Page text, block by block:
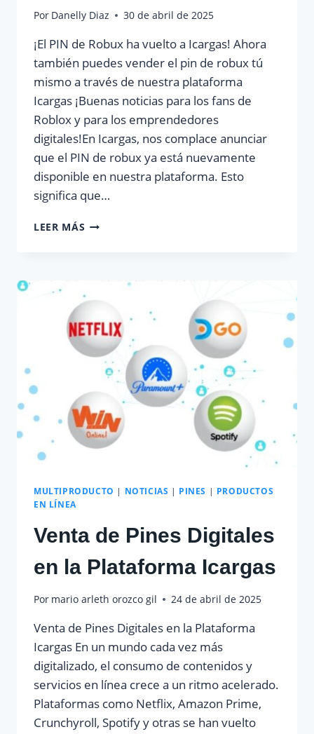
Por Danelly Diaz 30 de abril de 2025
¡El PIN de Robux ha vuelto a Icargas! Ahora
también puedes vender el pin de robux tú
mismo a través de nuestra plataforma
Icargas ¡Buenas noticias para los fans de
Roblox y para los emprendedores
digitales!En Icargas, nos complace anunciar
que el PIN de robux ya está nuevamente
disponible en nuestra plataforma. Esto
significa que…
LEER MÁS ¡EL
VUELTO
ICARGAS!
MULTIPRODUCTO | NOTICIAS | PINES | PRODUCTOS
EN LÍNEA
Venta de Pines Digitales
en la Plataforma Icargas
Por mario arleth orozco gil 24 de abril de 2025
Venta de Pines Digitales en la Plataforma
Icargas En un mundo cada vez más
digitalizado, el consumo de contenidos y
servicios en línea crece a un ritmo acelerado.
Plataformas como Netflix, Amazon Prime,
Crunchyroll, Spotify y otras se han vuelto